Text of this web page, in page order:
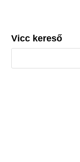
Vicc kereső